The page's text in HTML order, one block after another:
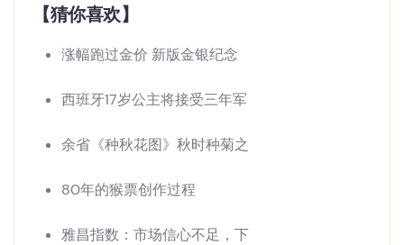
【猜你喜欢】
涨幅跑过金价 新版金银纪念
西班牙17岁公主将接受三年军
余省《种秋花图》秋时种菊之
80年的猴票创作过程
雅昌指数：市场信心不足，下